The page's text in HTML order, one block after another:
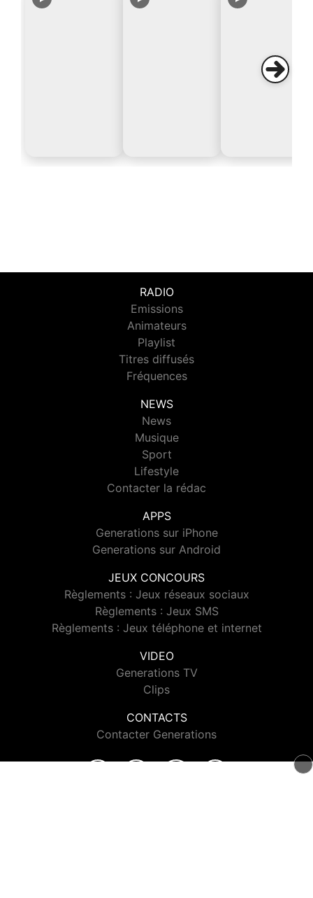
RADIO
Emissions
Animateurs
Playlist
Titres diffusés
Fréquences
NEWS
News
Musique
Sport
Lifestyle
Contacter la rédac
APPS
Generations sur iPhone
Generations sur Android
JEUX CONCOURS
Règlements : Jeux réseaux sociaux
Règlements : Jeux SMS
Règlements : Jeux téléphone et internet
VIDEO
Generations TV
Clips
CONTACTS
Contacter Generations